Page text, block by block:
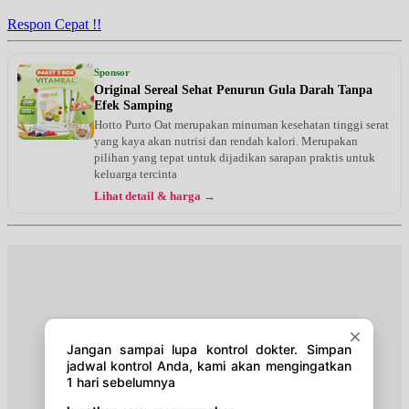
Respon Cepat !!
Sponsor
Original Sereal Sehat Penurun Gula Darah Tanpa
Efek Samping
Hotto Purto Oat merupakan minuman kesehatan tinggi serat
yang kaya akan nutrisi dan rendah kalori. Merupakan
pilihan yang tepat untuk dijadikan sarapan praktis untuk
keluarga tercinta
Lihat detail & harga →